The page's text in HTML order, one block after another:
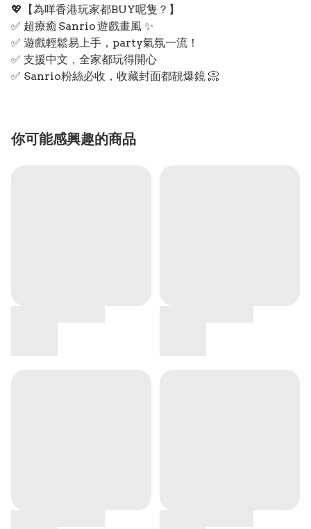
💖【為咩香港玩家都BUY呢隻？】
✅ 超療癒 Sanrio 遊戲畫風 ✨
✅ 遊戲輕鬆易上手，party氣氛一流！
✅ 支援中文，全家都玩得開心
✅ Sanrio粉絲必收，收藏封面都靚爆鏡 📀
你可能感興趣的商品